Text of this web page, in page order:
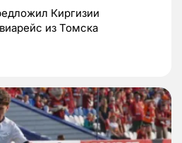
Киргизии
из Томска